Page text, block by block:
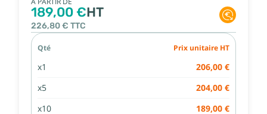
À PARTIR DE
189,00 €HT
226,80 € TTC
Qté Prix unitaire HT
x1 206,00 €
x5 204,00 €
x10 189,00 €